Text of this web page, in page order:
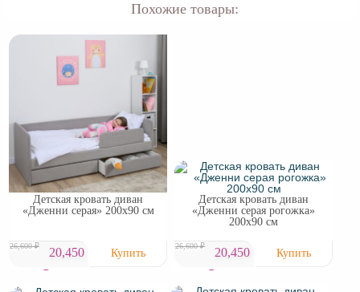
Похожие товары:
Детская кровать диван
«Дженни серая» 200х90 см
26,600 ₽
20,450
₽
Детская кровать диван
«Дженни серая рогожка»
200х90 см
26,600 ₽
20,450
₽